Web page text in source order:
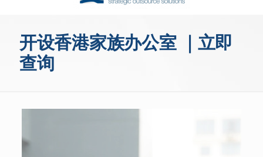
开设香港家族办公室 ｜立即
查询